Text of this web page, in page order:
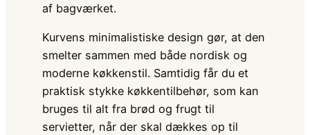
af bagværket.
Kurvens minimalistiske design gør, at den
smelter sammen med både nordisk og
moderne køkkenstil. Samtidig får du et
praktisk stykke køkkentilbehør, som kan
bruges til alt fra brød og frugt til
servietter, når der skal dækkes op til